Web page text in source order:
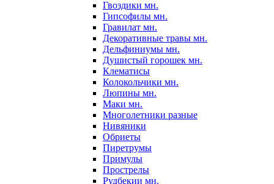
Гвоздики мн.
Гипсофилы мн.
Гравилат мн.
Декоративные травы мн.
Дельфиниумы мн.
Душистый горошек мн.
Клематисы
Колокольчики мн.
Люпины мн.
Маки мн.
Многолетники разные
Нивяники
Обриеты
Пиретрумы
Примулы
Прострелы
Рудбекии мн.